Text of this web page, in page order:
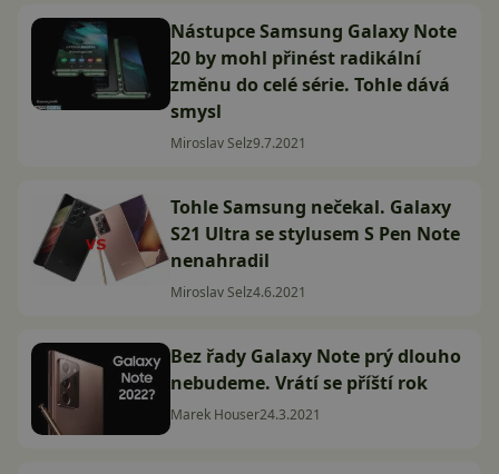
Nástupce Samsung Galaxy Note
20 by mohl přinést radikální
změnu do celé série. Tohle dává
smysl
Miroslav Selz9.7.2021
Tohle Samsung nečekal. Galaxy
S21 Ultra se stylusem S Pen Note
nenahradil
Miroslav Selz4.6.2021
Bez řady Galaxy Note prý dlouho
nebudeme. Vrátí se příští rok
Marek Houser24.3.2021